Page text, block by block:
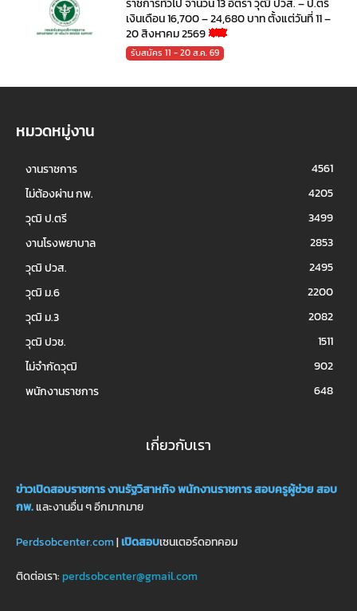
เงินเดือน 16,700 – 24,680 บาท ตั้งแต่วันที่ 11 –
20 สิงหาคม 2569
รับสมัคร 11 - 20 ส.ค. 69
หมวดหมู่งาน
งานราชการ
4561
ไม่ต้องผ่าน กพ.
4205
วุฒิ ป.ตรี
3499
งานโรงพยาบาล
2853
วุฒิ ปวส.
2495
วุฒิ ม.6
2200
วุฒิ ม.3
2082
วุฒิ ปวช.
1511
ไม่จำกัดวุฒิ
902
พนักงานราชการ
648
เกี่ยวกับเรา
ข่าวเปิดสอบราชการงานรัฐวิสาหกิจพนักงานราชการสอบครูผู้ช่วยสอบ
กพ.และงานอื่น ๆ อีกมากมาย
Perdsobcenter.com|เปิดสอบเซนเตอร์ดอทคอม
ติดต่อเรา: perdsobcenter@gmail.com